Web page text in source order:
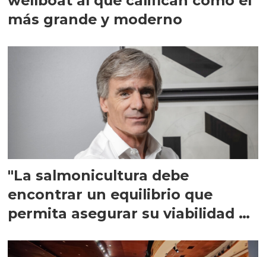
más grande y moderno
"La salmonicultura debe
encontrar un equilibrio que
permita asegurar su viabilidad de